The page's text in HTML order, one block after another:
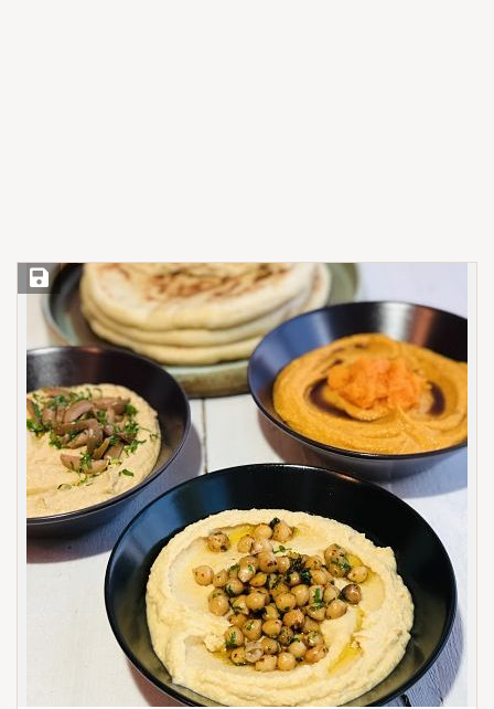
Save Recipe